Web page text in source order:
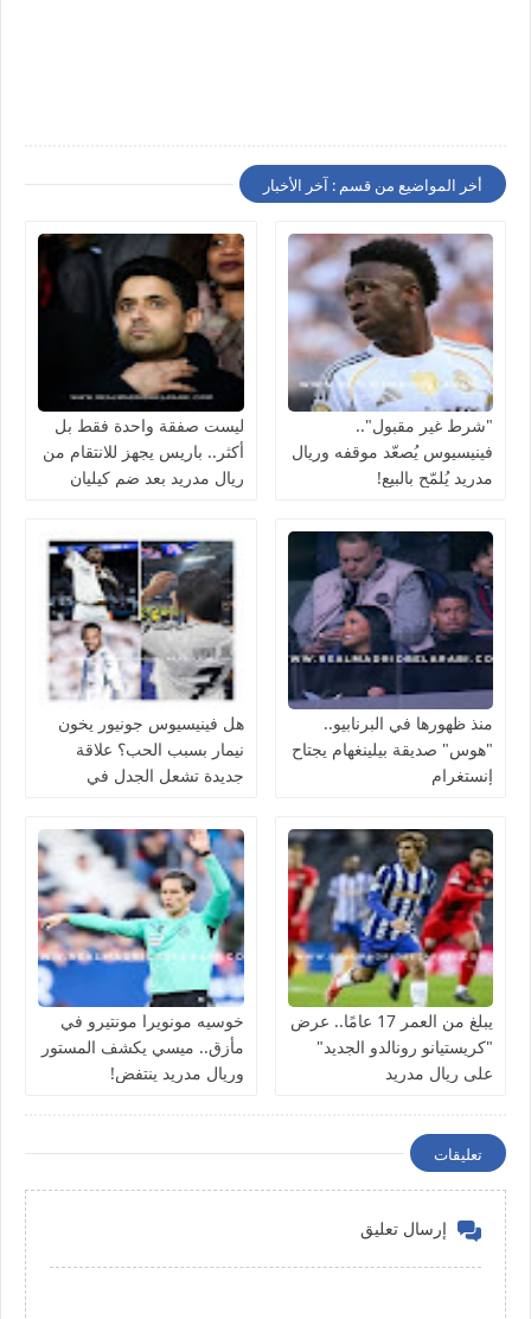
أخر المواضيع من قسم : آخر الأخبار
"شرط غير مقبول"..
فينيسيوس يُصعّد موقفه وريال
مدريد يُلمّح بالبيع!
ليست صفقة واحدة فقط بل
أكثر.. باريس يجهز للانتقام من
ريال مدريد بعد ضم كيليان
منذ ظهورها في البرنابيو..
"هوس" صديقة بيلينغهام يجتاح
إنستغرام
هل فينيسيوس جونيور يخون
نيمار بسبب الحب؟ علاقة
جديدة تشعل الجدل في
يبلغ من العمر 17 عامًا.. عرض
"كريستيانو رونالدو الجديد"
على ريال مدريد
خوسيه مونويرا مونتيرو في
مأزق.. ميسي يكشف المستور
وريال مدريد ينتفض!
تعليقات
إرسال تعليق